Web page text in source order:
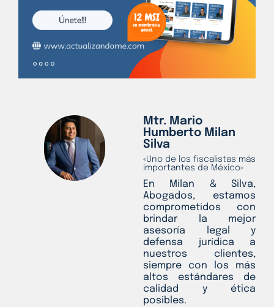
Mtr. Mario
Humberto Milan
Silva
«Uno de los fiscalistas más
importantes de México»
En Milan & Silva,
Abogados, estamos
comprometidos con
brindar la mejor
asesoría legal y
defensa jurídica a
nuestros clientes,
siempre con los más
altos estándares de
calidad y ética
posibles.